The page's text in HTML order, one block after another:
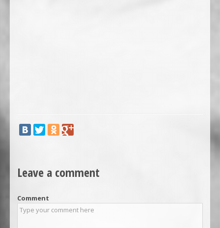
Leave a comment
Comment